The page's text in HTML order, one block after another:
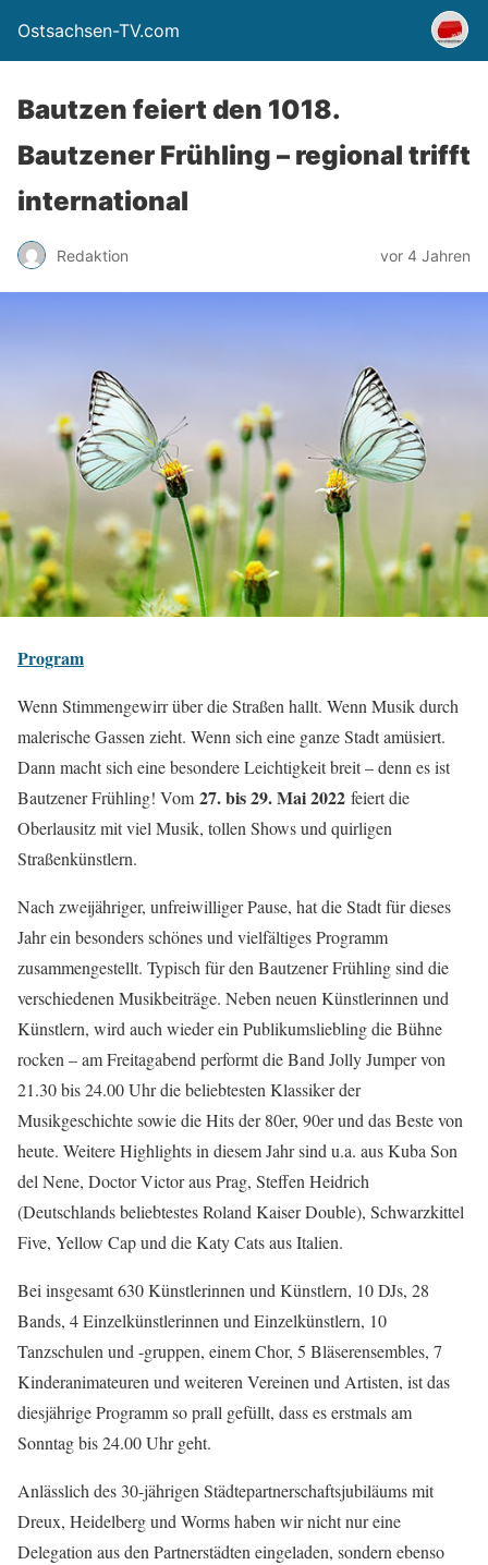
Ostsachsen-TV.com
Bautzen feiert den 1018.
Bautzener Frühling – regional trifft
international
Redaktion vor 4 Jahren
Program
Wenn Stimmengewirr über die Straßen hallt. Wenn Musik durch
malerische Gassen zieht. Wenn sich eine ganze Stadt amüsiert.
Dann macht sich eine besondere Leichtigkeit breit – denn es ist
Bautzener Frühling! Vom 27. bis 29. Mai 2022 feiert die
Oberlausitz mit viel Musik, tollen Shows und quir­ligen
Straßenkünstlern.
Nach zweijähriger, unfreiwilliger Pause, hat die Stadt für dieses
Jahr ein besonders schönes und vielfältiges Programm
zusammengestellt. Typisch für den Bautzener Frühling sind die
verschie­denen Musikbeiträge. Neben neuen Künstlerinnen und
Künstlern, wird auch wieder ein Publikumsliebling die Bühne
rocken – am Freitagabend performt die Band Jolly Jumper von
21.30 bis 24.00 Uhr die beliebtesten Klassiker der
Musikgeschichte sowie die Hits der 80er, 90er und das Beste von
heute. Weitere Highlights in diesem Jahr sind u.a. aus Kuba Son
del Nene, Doctor Victor aus Prag, Steffen Heidrich
(Deutschlands beliebtestes Roland Kaiser Double), Schwarzkittel
Five, Yellow Cap und die Katy Cats aus Italien.
Bei insgesamt 630 Künstlerinnen und Künstlern, 10 DJs, 28
Bands, 4 Einzelkünstlerinnen und Einzelkünstlern, 10
Tanzschulen und -gruppen, einem Chor, 5 Bläserensembles, 7
Kinderanimateuren und weiteren Vereinen und Artisten, ist das
diesjährige Programm so prall gefüllt, dass es erstmals am
Sonntag bis 24.00 Uhr geht.
Anlässlich des 30-jährigen Städtepartnerschaftsjubiläums mit
Dreux, Heidelberg und Worms haben wir nicht nur eine
Delegation aus den Partnerstädten eingeladen, sondern ebenso